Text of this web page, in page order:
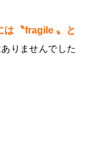
は〝fragile 〟と
りませんでした